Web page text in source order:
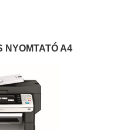
NYOMTATÓ A4